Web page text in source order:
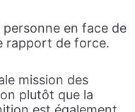
en face de
rapport de force.
mission des
plutôt que la